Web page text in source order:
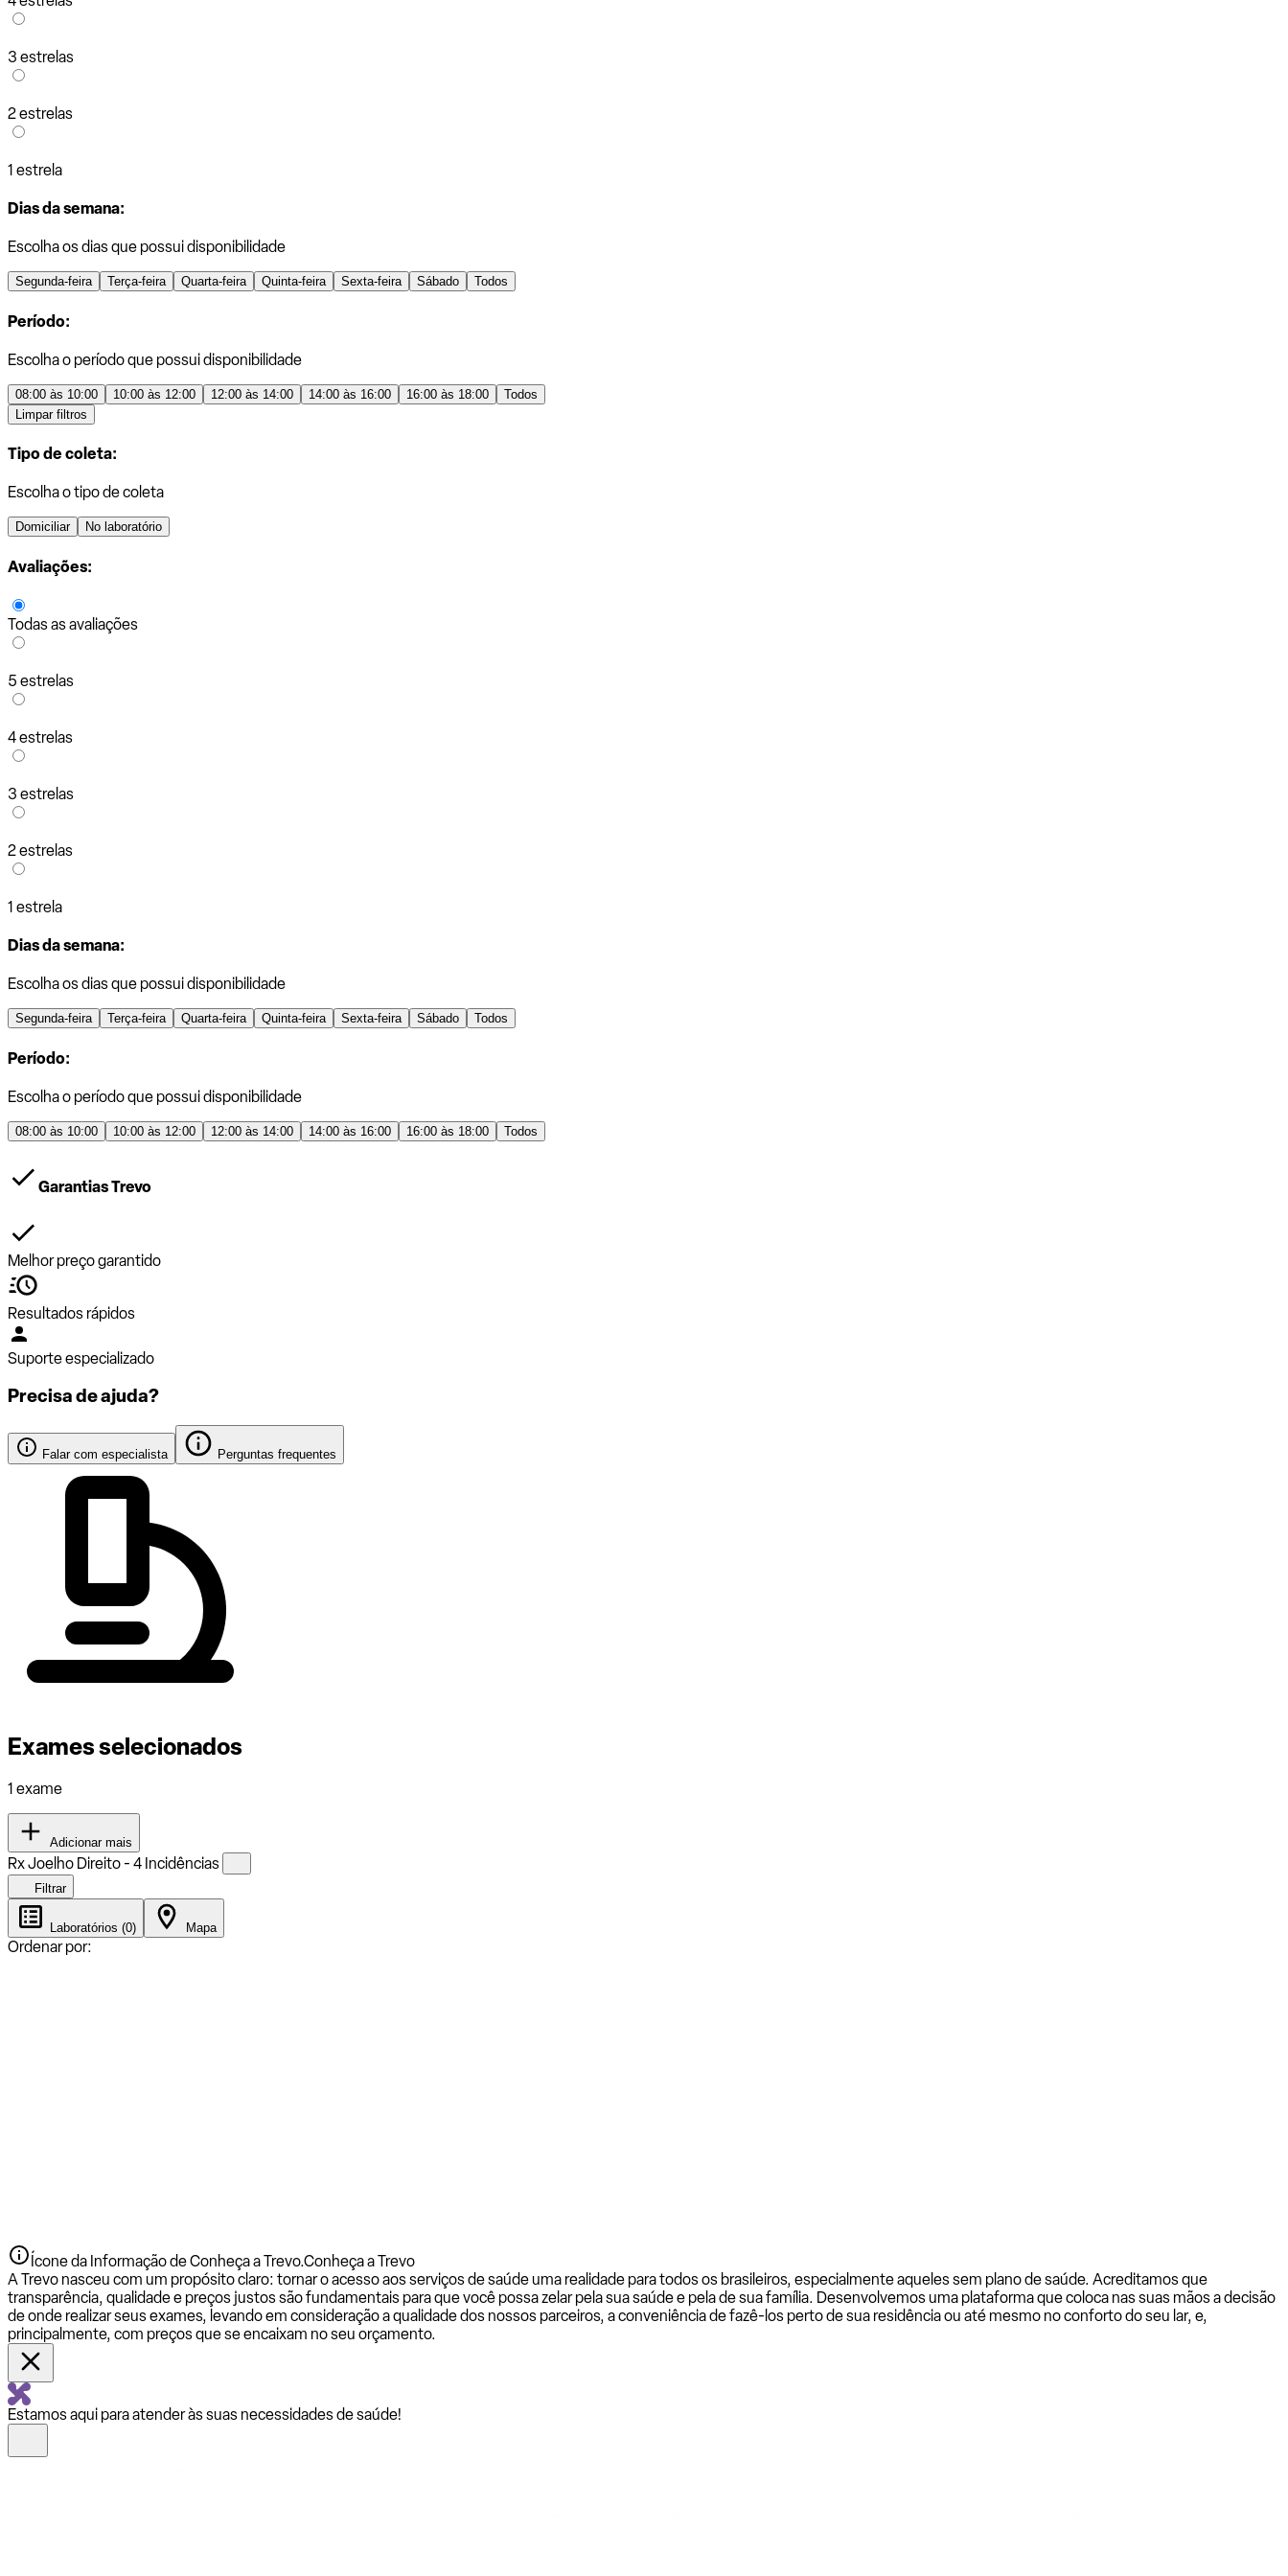
3 estrelas
2 estrelas
1 estrela
Dias da semana:
Escolha os dias que possui disponibilidade
Segunda-feira Terça-feira Quarta-feira Quinta-feira Sexta-feira Sábado Todos
Período:
Escolha o período que possui disponibilidade
08:00 às 10:00 10:00 às 12:00 12:00 às 14:00 14:00 às 16:00 16:00 às 18:00
Todos
Limpar filtros
Tipo de coleta:
Escolha o tipo de coleta
Domiciliar No laboratório
Avaliações:
Todas as avaliações
5 estrelas
4 estrelas
3 estrelas
2 estrelas
1 estrela
Dias da semana:
Escolha os dias que possui disponibilidade
Segunda-feira Terça-feira Quarta-feira Quinta-feira Sexta-feira Sábado Todos
Período:
Escolha o período que possui disponibilidade
08:00 às 10:00 10:00 às 12:00 12:00 às 14:00 14:00 às 16:00 16:00 às 18:00 Todos
Garantias Trevo
Melhor preço garantido
Resultados rápidos
Suporte especializado
Precisa de ajuda?
Falar com especialista Perguntas frequentes
Exames selecionados
1 exame
Adicionar mais
Rx Joelho Direito - 4 Incidências
Filtrar
Laboratórios (0) Mapa
Ordenar por:
Ícone da Informação de Conheça a Trevo.Conheça a Trevo
A Trevo nasceu com um propósito claro: tornar o acesso aos serviços de saúde uma realidade para todos os brasileiros, especialmente aqueles sem plano de saúde. Acreditamos que
transparência, qualidade e preços justos são fundamentais para que você possa zelar pela sua saúde e pela de sua família. Desenvolvemos uma plataforma que coloca nas suas mãos a decisão
de onde realizar seus exames, levando em consideração a qualidade dos nossos parceiros, a conveniência de fazê-los perto de sua residência ou até mesmo no conforto do seu lar, e,
principalmente, com preços que se encaixam no seu orçamento.
Estamos aqui para atender às suas necessidades de saúde!